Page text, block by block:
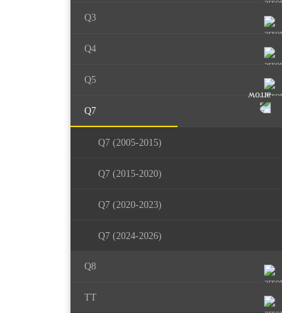
Q3
Q4
Q5
Q7
Q7 (2005-2015)
Q7 (2015-2020)
Q7 (2020-2023)
Q7 (2024-2026)
Q8
TT